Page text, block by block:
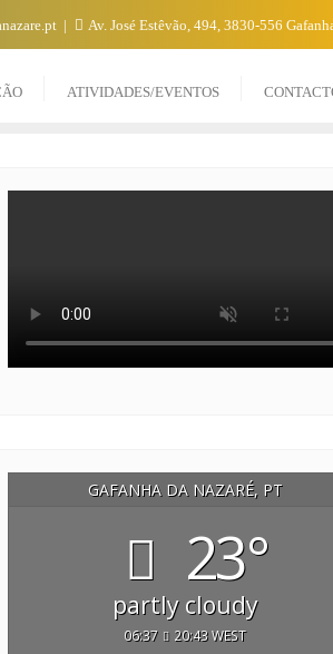
Av. José Estêvão, 494, 3830-556
ATIVIDADES/EVENTOS
GAFANHA DA NAZARÉ, PT
23°
partly cloudy
06:37 20:43 WEST